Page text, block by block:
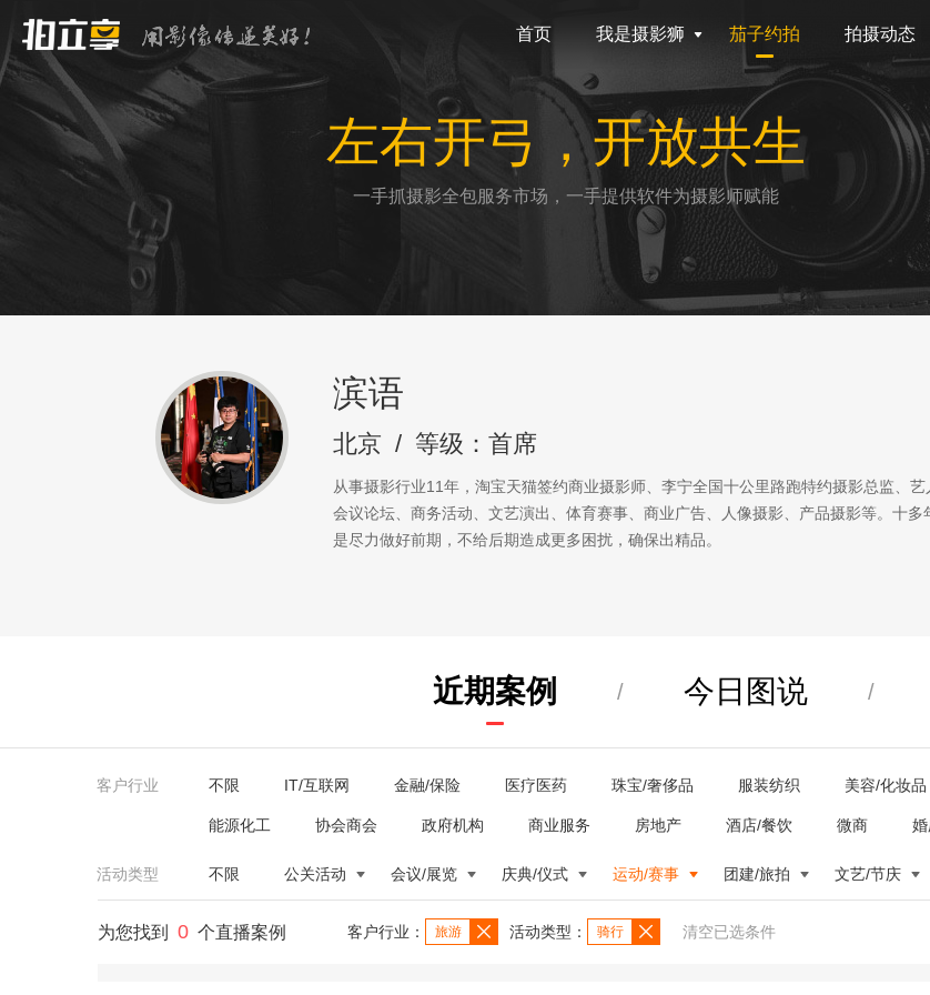
首页 我是摄影狮 茄子约拍 拍摄动态
左右开弓，开放共生
一手抓摄影全包服务市场，一手提供软件为摄影师赋能
滨语
北京 / 等级：首席
从事摄影行业11年，淘宝天猫签约商业摄影师、李宁全国十公里路跑特约摄影总监、艺
会议论坛、商务活动、文艺演出、体育赛事、商业广告、人像摄影、产品摄影等。十
是尽力做好前期，不给后期造成更多困扰，确保出精品。
近期案例 / 今日图说 /
客户行业 不限 IT/互联网 金融/保险 医疗医药 珠宝/奢侈品 服装纺织 美容/化妆品
能源化工 协会商会 政府机构 商业服务 房地产 酒店/餐饮 微商
活动类型 不限 公关活动 会议/展览 庆典/仪式 运动/赛事 团建/旅拍 文艺/节庆
为您找到 0 个直播案例 客户行业： 旅游 活动类型： 骑行 清空已选条件